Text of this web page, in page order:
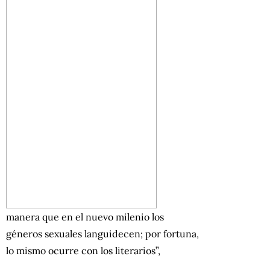
manera que en el nuevo milenio los
géneros sexuales languidecen; por fortuna,
lo mismo ocurre con los literarios”,